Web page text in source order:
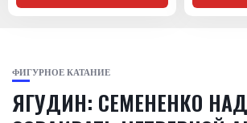
ФИГУРНОЕ КАТАНИЕ
ЯГУДИН: СЕМЕНЕНКО